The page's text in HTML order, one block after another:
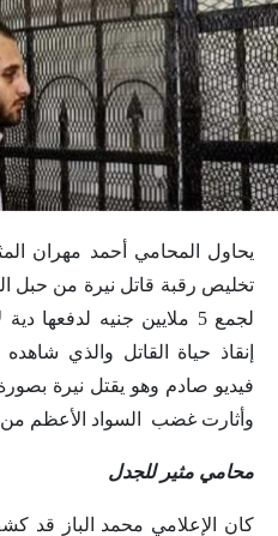
يحاول المحامي أحمد مهران
تخليص رقبة قاتل نيرة من حبل
لجمع 5 ملايين جنيه
إنقاذ حياة القاتل والذي
فيديو صادم وهو يقتل نيرة
وأثارت غضب السواد الأعظم من
محامي مثير للجدل
كان الإعلامي محمد الباز قد